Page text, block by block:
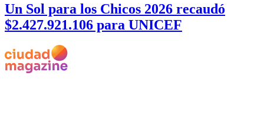
Un Sol para los Chicos 2026 recaudó
$2.427.921.106 para UNICEF